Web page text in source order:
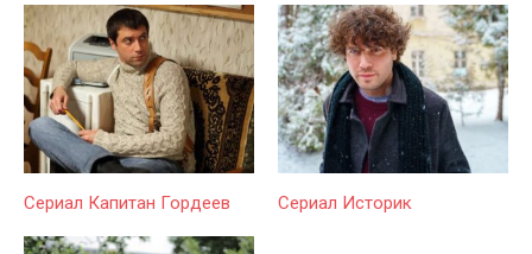
Сериал Капитан Гордеев Сериал Историк